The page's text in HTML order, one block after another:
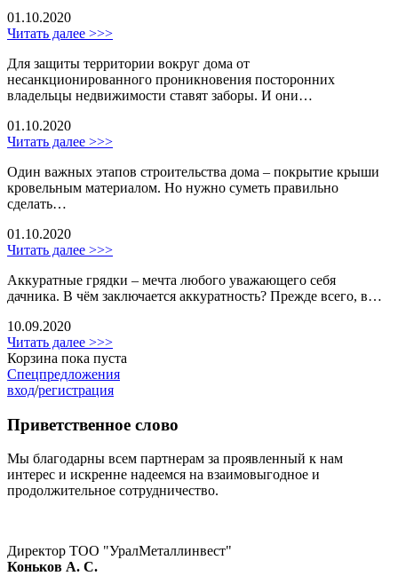
01.10.2020
Читать далее >>>
Для защиты территории вокруг дома от
несанкционированного проникновения посторонних
владельцы недвижимости ставят заборы. И они…
01.10.2020
Читать далее >>>
Один важных этапов строительства дома – покрытие крыши
кровельным материалом. Но нужно суметь правильно
сделать…
01.10.2020
Читать далее >>>
Аккуратные грядки – мечта любого уважающего себя
дачника. В чём заключается аккуратность? Прежде всего, в…
10.09.2020
Читать далее >>>
Корзина пока пуста
Спецпредложения
вход/регистрация
Приветственное слово
Мы благодарны всем партнерам за проявленный к нам
интерес и искренне надеемся на взаимовыгодное и
продолжительное сотрудничество.
Директор ТОО "УралМеталлинвест"
Коньков А. С.